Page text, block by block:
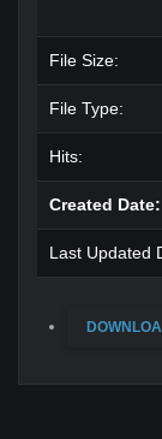
File Size:
File Type:
Hits:
Created Date:
Last Updated